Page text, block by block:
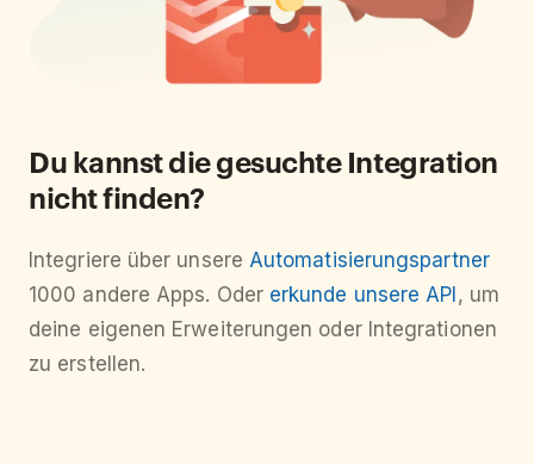
Du kannst die gesuchte Integration
nicht finden?
Integriere über unsere Automatisierungspartner
1000 andere Apps. Oder erkunde unsere API , um
deine eigenen Erweiterungen oder Integrationen
zu erstellen.